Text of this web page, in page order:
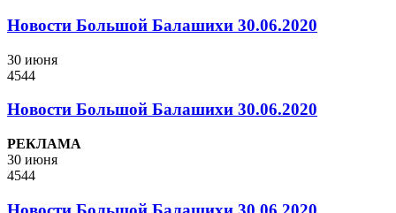
Новости Большой Балашихи 30.06.2020
30 июня
4544
Новости Большой Балашихи 30.06.2020
РЕКЛАМА
30 июня
4544